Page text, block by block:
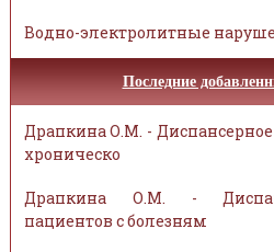
Водно-электролитные
Последние
Драпкина О.М. -
хроническо
Драпкина О.М. -
пациентов с болезням